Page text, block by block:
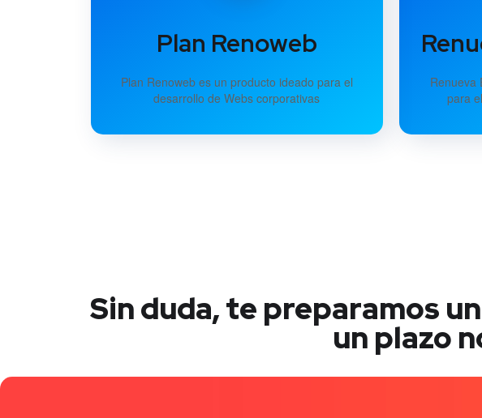
Plan Renoweb
Plan Renoweb es un producto ideado para el
desarrollo de Webs corporativas
Renueva
para
Sin duda, te preparamos
un plazo